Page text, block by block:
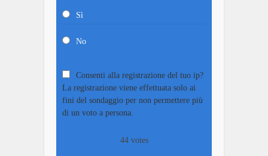
Sì
No
Consenti alla registrazione del tuo ip?
La registrazione viene effettuata solo ai
fini del sondaggio per non permettere più
di un voto a persona.
44votes